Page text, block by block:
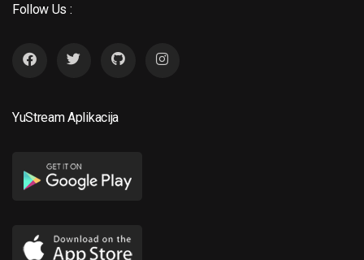
Follow Us :
YuStream Aplikacija